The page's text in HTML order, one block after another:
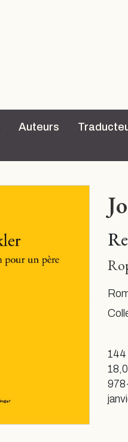
Auteurs
144